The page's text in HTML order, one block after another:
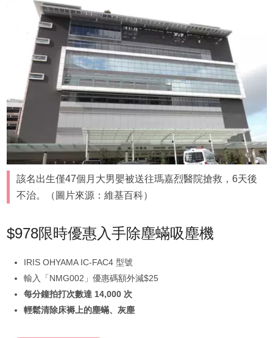
該名出生僅47個月大男嬰被送往瑪嘉烈醫院搶救，6天後
不治。（圖片來源：維基百科）
$978限時優惠入手除塵蟎吸塵機
IRIS OHYAMA IC-FAC4 型號
輸入「NMG002」優惠碼額外減$25
每分鐘拍打次數達 14,000 次
輕鬆清除床褥上的塵蟎、灰塵